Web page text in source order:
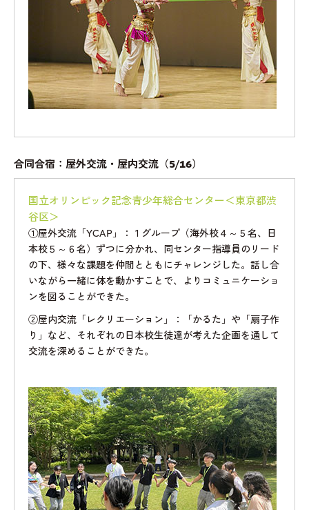
合同合宿：屋外交流・屋内交流（5/16）
国立オリンピック記念青少年総合センター＜東京都渋
谷区＞
①屋外交流「YCAP」：１グループ（海外校４～５名、日
本校５～６名）ずつに分かれ、同センター指導員のリード
の下、様々な課題を仲間とともにチャレンジした。話し合
いながら一緒に体を動かすことで、よりコミュニケーショ
ンを図ることができた。
②屋内交流「レクリエーション」：「かるた」や「扇子作
り」など、それぞれの日本校生徒達が考えた企画を通して
交流を深めることができた。